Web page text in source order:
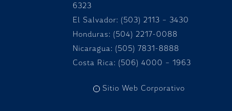
6323
El Salvador: (503) 2113 – 3430
Honduras: (504) 2217-0088
Nicaragua: (505) 7831-8888
Costa Rica: (506) 4000 – 1963
Sitio Web Corporativo